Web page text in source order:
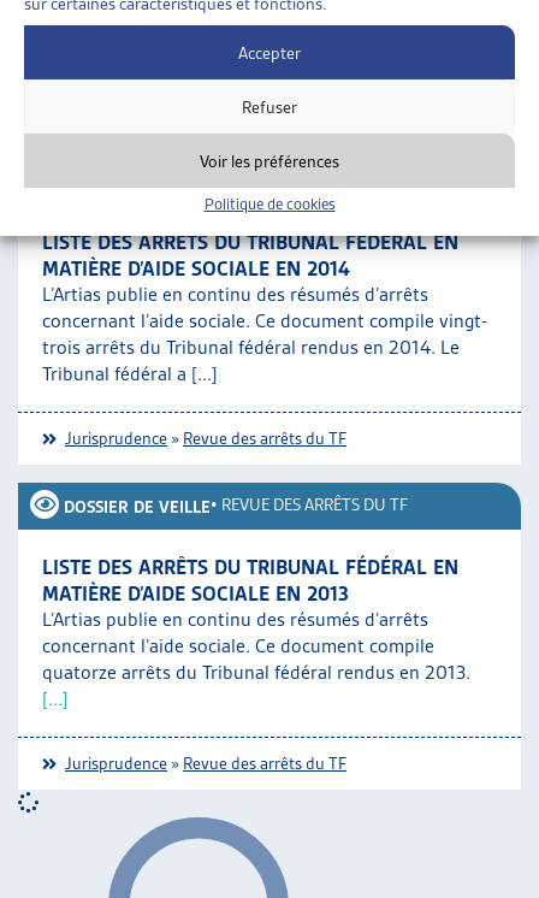
Accepter
Refuser
Voir les préférences
Politique de cookies
et-un arrêts du Tribunal fédéral rendus en 2017. Parmi
Revue des arrêts du TF
LISTE DES ARRÊTS DU TRIBUNAL FÉDÉRAL EN
MATIÈRE D’AIDE SOCIALE EN 2014
L’Artias publie en continu des résumés d’arrêts
concernant l’aide sociale. Ce document compile vingt-
trois arrêts du Tribunal fédéral rendus en 2014. Le
Tribunal fédéral a [...]
Jurisprudence » Revue des arrêts du TF
DOSSIER DE VEILLE• REVUE DES ARRÊTS DU TF
LISTE DES ARRÊTS DU TRIBUNAL FÉDÉRAL EN
MATIÈRE D’AIDE SOCIALE EN 2013
L’Artias publie en continu des résumés d’arrêts
concernant l’aide sociale. Ce document compile
quatorze arrêts du Tribunal fédéral rendus en 2013.
[...]
Jurisprudence » Revue des arrêts du TF